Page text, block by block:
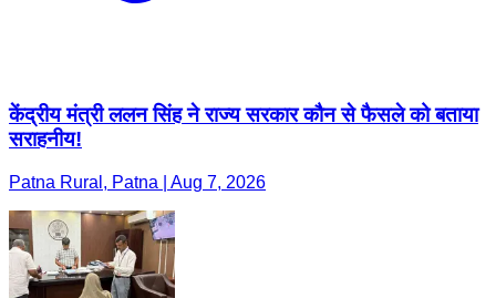
केंद्रीय मंत्री ललन सिंह ने राज्य सरकार कौन से फैसले को बताया
सराहनीय!
Patna Rural, Patna | Aug 7, 2026